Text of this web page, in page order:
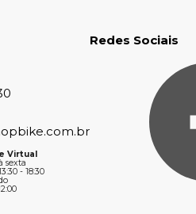
Virtual
sexta
- 18:30
Redes Sociais